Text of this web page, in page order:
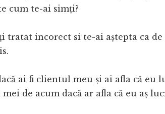
cum te-ai simți?
tratat incorect si te-ai aștepta ca
ai fi clientul meu și ai afla că eu
de acum dacă ar afla că eu aș